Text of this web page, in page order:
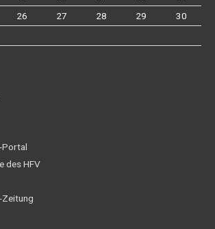
26 27 28 29
30
Portal
des HFV
Zeitung